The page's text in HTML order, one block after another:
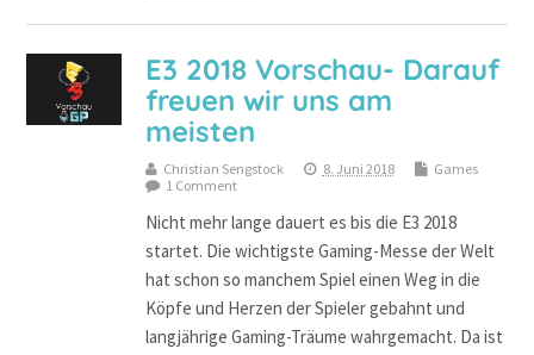
E3 2018 Vorschau- Darauf
freuen wir uns am
meisten
Christian Sengstock 8. Juni 2018
Games
1 Comment
Nicht mehr lange dauert es bis die E3 2018
startet. Die wichtigste Gaming-Messe der Welt
hat schon so manchem Spiel einen Weg in die
Köpfe und Herzen der Spieler gebahnt und
langjährige Gaming-Träume wahrgemacht. Da ist